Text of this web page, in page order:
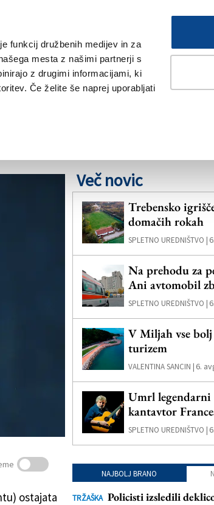
funkcij družbenih medijev in za
mesta z našimi partnerji s
z drugimi informacijami, ki
Če želite še naprej uporabljati
V
ŠPORT ŠE
ostajata
Več novic
Trebensko
domačih rokah
SPLETNO UREDNIŠTVO |
Na prehodu za
Ani avtomobil
SPLETNO UREDNIŠTVO |
V Miljah vse bolj
turizem
VALENTINA SANCIN | 6.
Umrl
kantavtor
SPLETNO UREDNIŠTVO |
NAJBOLJ BRANO
TRŽAŠKA Policisti izsledili